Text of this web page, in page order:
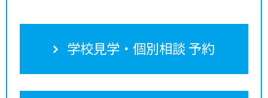
学校見学・個別相談 予約